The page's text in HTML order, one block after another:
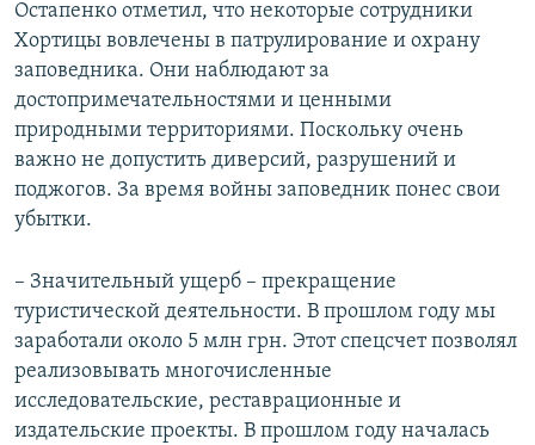
Остапенко отметил, что некоторые сотрудники
Хортицы вовлечены в патрулирование и охрану
заповедника. Они наблюдают за
достопримечательностями и ценными
природными территориями. Поскольку очень
важно не допустить диверсий, разрушений и
поджогов. За время войны заповедник понес свои
убытки.
– Значительный ущерб – прекращение
туристической деятельности. В прошлом году мы
заработали около 5 млн грн. Этот спецсчет позволял
реализовывать многочисленные
исследовательские, реставрационные и
издательские проекты. В прошлом году началась